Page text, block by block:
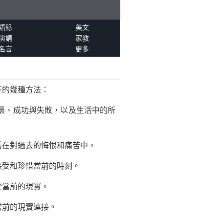
錄
美文
講
家教
言 更多
幾種方法：
、成功與失敗，以及生活中的所
對過去的悔恨和痛苦中。
和珍惜當前的時刻。
前的現實。
的現實連接。